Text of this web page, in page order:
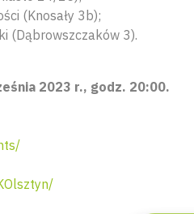
(Knosały 3b);
(Dąbrowszczaków 3).
2023 r., godz. 20:00.